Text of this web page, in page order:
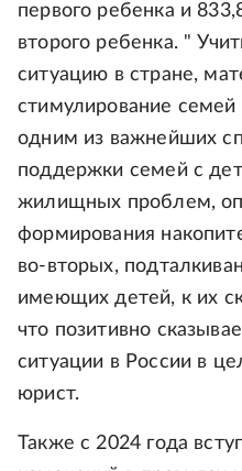
первого ребенка и
второго ребенка. "
ситуацию в стране,
стимулирование семей
одним из важнейших
поддержки семей с
жилищных проблем,
формирования
во-вторых,
имеющих детей, к их
что позитивно
ситуации в России в
юрист.
Также с 2024 года